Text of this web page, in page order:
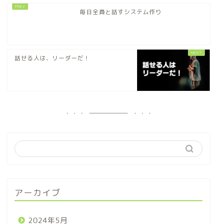
毎日全員と話すシステム作り
話せる人は、リーダーだ！
アーカイブ
2024年5月